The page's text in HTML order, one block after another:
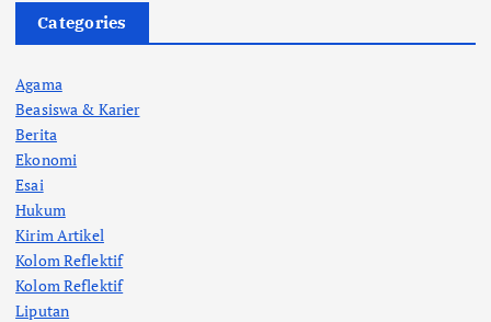
Categories
Agama
Beasiswa & Karier
Berita
Ekonomi
Esai
Hukum
Kirim Artikel
Kolom Reflektif
Kolom Reflektif
Liputan